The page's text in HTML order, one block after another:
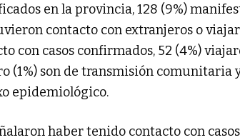
en la provincia, 128 (9%)
contacto con extranjeros o
con casos confirmados, 52 (4%)
(1%) son de transmisión comunitaria
epidemiológico.
haber tenido contacto con casos